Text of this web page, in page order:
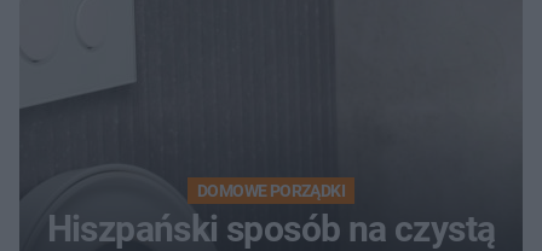
DOMOWE PORZĄDKI
Hiszpański sposób na czystą